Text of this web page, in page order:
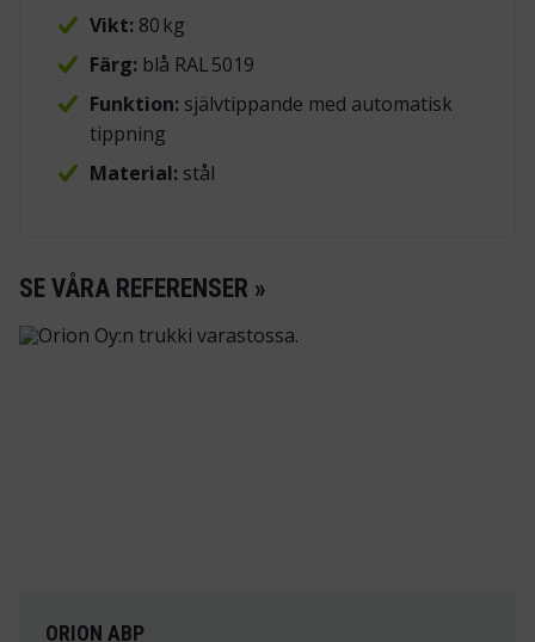
Vikt:80 kg
Färg:blå RAL 5019
Funktion:självtippande med automatisk
tippning
Material:stål
SE VÅRA REFERENSER »
ORION ABP